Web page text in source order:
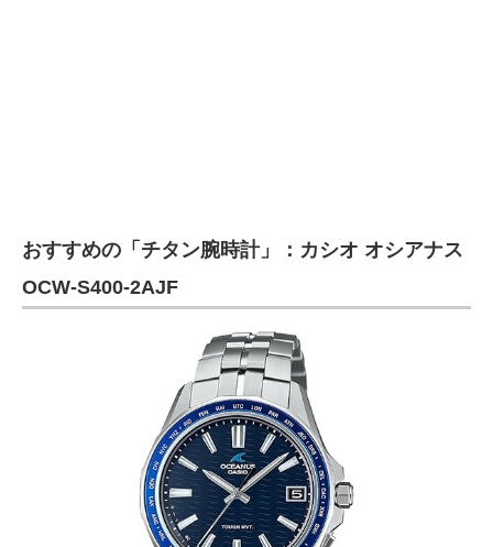
おすすめの「チタン腕時計」：カシオ オシアナス
OCW-S400-2AJF